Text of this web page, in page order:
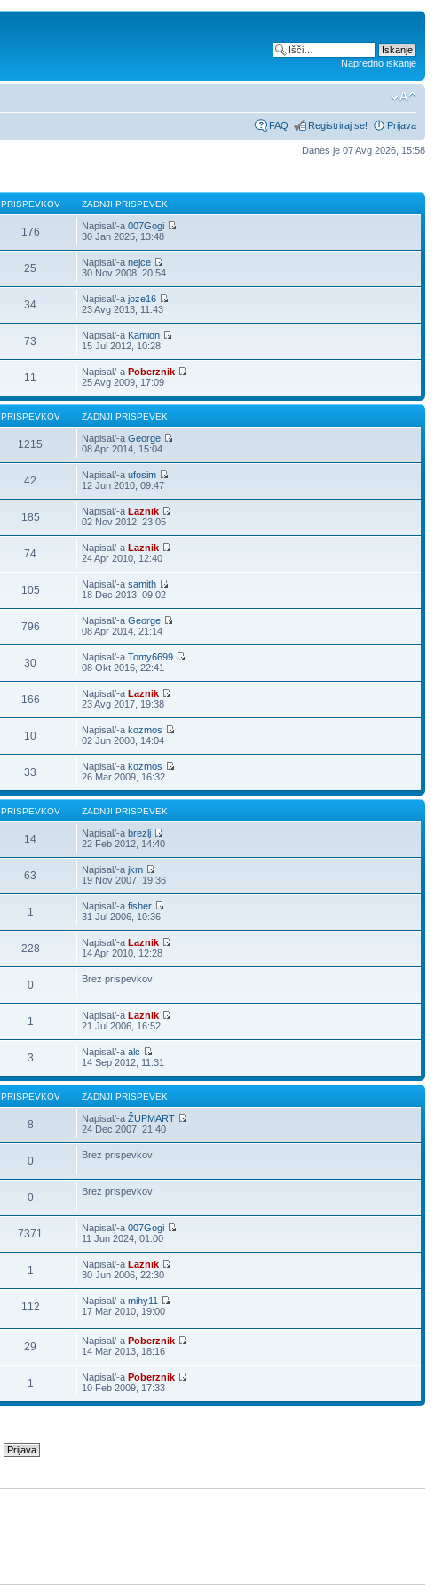
Napredno iskanje
FAQ Registriraj se! Prijava
Danes je 07 Avg 2026, 15:58
PRISPEVKOV ZADNJI PRISPEVEK
176 Napisal/-a007Gogi
30 Jan 2025, 13:48
25 Napisal/-anejce
30 Nov 2008, 20:54
34 Napisal/-ajoze16
23 Avg 2013, 11:43
73 Napisal/-a Kamion
15 Jul 2012, 10:28
11 Napisal/-aPoberznik
25 Avg 2009, 17:09
PRISPEVKOV ZADNJI PRISPEVEK
1215 Napisal/-aGeorge
08 Apr 2014, 15:04
42 Napisal/-aufosim
12 Jun 2010, 09:47
185 Napisal/-aLaznik
02 Nov 2012, 23:05
74 Napisal/-aLaznik
24 Apr 2010, 12:40
105 Napisal/-asamith
18 Dec 2013, 09:02
796 Napisal/-aGeorge
08 Apr 2014, 21:14
30 Napisal/-aTomy6699
08 Okt 2016, 22:41
166 Napisal/-aLaznik
23 Avg 2017, 19:38
10 Napisal/-akozmos
02 Jun 2008, 14:04
33 Napisal/-akozmos
26 Mar 2009, 16:32
PRISPEVKOV ZADNJI PRISPEVEK
14 Napisal/-abrezlj
22 Feb 2012, 14:40
63 Napisal/-ajkm
19 Nov 2007, 19:36
1 Napisal/-afisher
31 Jul 2006, 10:36
228 Napisal/-aLaznik
14 Apr 2010, 12:28
0 Brez prispevkov
1 Napisal/-aLaznik
21 Jul 2006, 16:52
3 Napisal/-aalc
14 Sep 2012, 11:31
PRISPEVKOV ZADNJI PRISPEVEK
8 Napisal/-aŽUPMART
24 Dec 2007, 21:40
0 Brez prispevkov
0 Brez prispevkov
7371 Napisal/-a007Gogi
11 Jun 2024, 01:00
1 Napisal/-aLaznik
30 Jun 2006, 22:30
112 Napisal/-amihy11
17 Mar 2010, 19:00
29 Napisal/-aPoberznik
14 Mar 2013, 18:16
1 Napisal/-aPoberznik
10 Feb 2009, 17:33